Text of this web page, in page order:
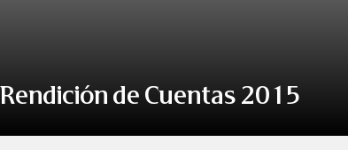
Rendición de Cuentas 2015